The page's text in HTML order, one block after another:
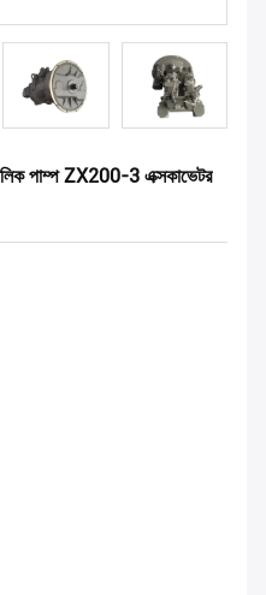
পাম্প ZX200-3 এক্সকাভেটর